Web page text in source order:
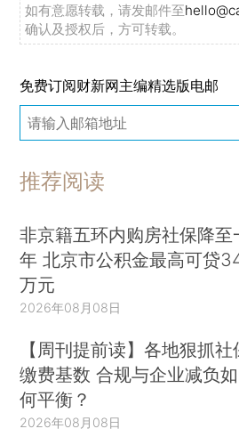
如有意愿转载，请发邮件至
确认及授权后，方可转载。
免费订阅财新网主编精选版电邮
推荐阅读
非京籍五环内购房社保降至
年 北京市公积金最高可贷
万元
2026年08月08日
【周刊提前读】各地狠抓社
缴费基数 合规与企业减负如
何平衡？
2026年08月08日